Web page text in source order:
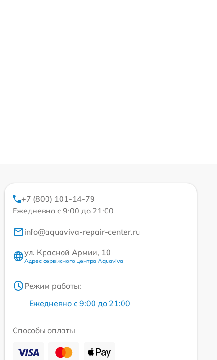
+7 (800) 101-14-79
Ежедневно с 9:00 до 21:00
info@aquaviva-repair-center.ru
ул. Красной Армии, 10
Адрес сервисного центра Aquaviva
Режим работы:
Ежедневно с 9:00 до 21:00
Способы оплаты